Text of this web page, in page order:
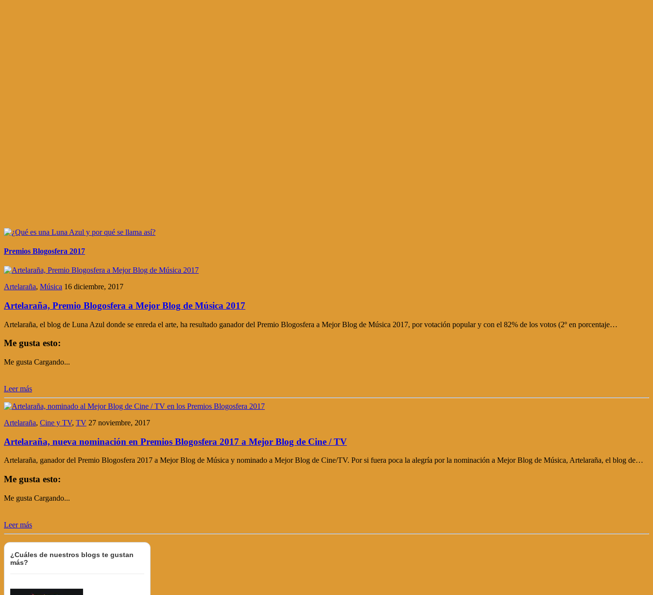
Premios Blogosfera 2017
Artelaraña, Música 16 diciembre, 2017
Artelaraña, Premio Blogosfera a Mejor Blog de Música 2017
Artelaraña, el blog de Luna Azul donde se enreda el arte, ha resultado ganador del Premio Blogosfera a Mejor Blog de Música 2017, por votación popular y con el 82% de los votos (2º en porcentaje…
Me gusta esto:
Me gusta Cargando...
Leer más
Artelaraña, Cine y TV, TV 27 noviembre, 2017
Artelaraña, nueva nominación en Premios Blogosfera 2017 a Mejor Blog de Cine / TV
Artelaraña, ganador del Premio Blogosfera 2017 a Mejor Blog de Música y nominado a Mejor Blog de Cine/TV. Por si fuera poca la alegría por la nominación a Mejor Blog de Música, Artelaraña, el blog de…
Me gusta esto:
Me gusta Cargando...
Leer más
¿Cuáles de nuestros blogs te gustan
más?